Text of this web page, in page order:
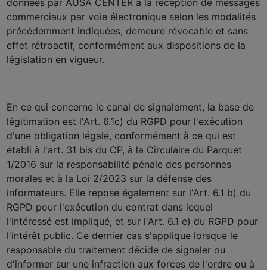
commerciaux par voie électronique selon les modalités
précédemment indiquées, demeure révocable et sans
effet rétroactif, conformément aux dispositions de la
législation en vigueur.
En ce qui concerne le canal de signalement, la base de
légitimation est l'Art. 6.1c) du RGPD pour l'exécution
d'une obligation légale, conformément à ce qui est
établi à l'art. 31 bis du CP, à la Circulaire du Parquet
1/2016 sur la responsabilité pénale des personnes
morales et à la Loi 2/2023 sur la défense des
informateurs. Elle repose également sur l'Art. 6.1 b) du
RGPD pour l'exécution du contrat dans lequel
l'intéressé est impliqué, et sur l'Art. 6.1 e) du RGPD pour
l'intérêt public. Ce dernier cas s'applique lorsque le
responsable du traitement décide de signaler ou
d'informer sur une infraction aux forces de l'ordre ou à